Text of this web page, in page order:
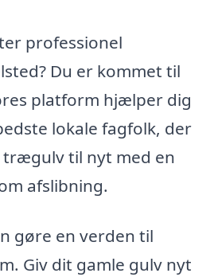
professionel
Du er kommet til
platform hjælper dig
lokale fagfolk, der
til nyt med en
afslibning.
gøre en verden til
Giv dit gamle gulv nyt